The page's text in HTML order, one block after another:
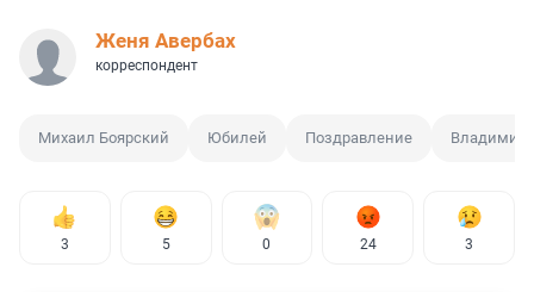
Женя Авербах
корреспондент
Михаил Боярский Юбилей Поздравление Владимир
3 5 0 24 3